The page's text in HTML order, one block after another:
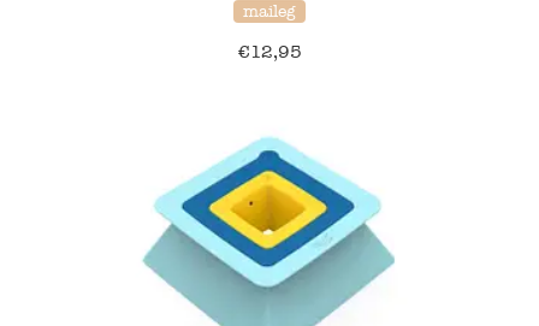
maileg
€12,95